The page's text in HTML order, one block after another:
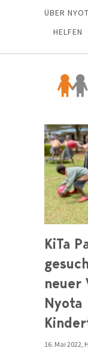
ÜBER
HELFEN
KiTa
neuer
Nyota
16. Mai 2022,